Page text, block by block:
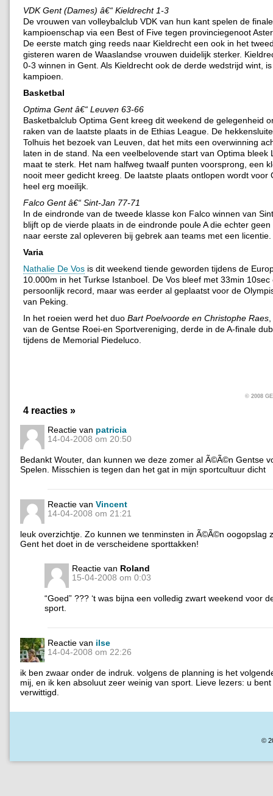
VDK Gent (Dames) â€“ Kieldrecht 1-3
De vrouwen van volleybalclub VDK van hun kant spelen de
kampioenschap via een Best of Five tegen provinciegenoot
De eerste match ging reeds naar Kieldrecht een ook in het
gisteren waren de Waaslandse vrouwen duidelijk sterker.
0-3 winnen in Gent. Als Kieldrecht ook de derde wedstrijd wint,
kampioen.
Basketbal
Optima Gent â€“ Leuven 63-66
Basketbalclub Optima Gent kreeg dit weekend de gelegenheid
raken van de laatste plaats in de Ethias League. De
Tolhuis het bezoek van Leuven, dat het mits een overwinning
laten in de stand. Na een veelbelovende start van Optima bleek
maat te sterk. Het nam halfweg twaalf punten voorsprong, een
nooit meer gedicht kreeg. De laatste plaats ontlopen wordt voor
heel erg moeilijk.
Falco Gent â€“ Sint-Jan 77-71
In de eindronde van de tweede klasse kon Falco winnen van
blijft op de vierde plaats in de eindronde poule A die echter
naar eerste zal opleveren bij gebrek aan teams met een licentie.
Varia
Nathalie De Vos is dit weekend tiende geworden tijdens de
10.000m in het Turkse Istanboel. De Vos bleef met 33min
persoonlijk record, maar was eerder al geplaatst voor de
van Peking.
In het roeien werd het duo Bart Poelvoorde en Christophe Raes
van de Gentse Roei-en Sportvereniging, derde in de A-finale
tijdens de Memorial Piedeluco.
© 2008
4 reacties »
Reactie van patricia
14-04-2008 om 20:50
Bedankt Wouter, dan kunnen we deze zomer al Ã©Ã©n Gentse
Spelen. Misschien is tegen dan het gat in mijn sportcultuur dicht
Reactie van Vincent
14-04-2008 om 21:21
leuk overzichtje. Zo kunnen we tenminsten in Ã©Ã©n oogopslag
Gent het doet in de verscheidene sporttakken!
Reactie van Roland
15-04-2008 om 0:03
“Goed” ??? ‘t was bijna een volledig zwart weekend voor
sport.
Reactie van ilse
14-04-2008 om 22:26
ik ben zwaar onder de indruk. volgens de planning is het
mij, en ik ken absoluut zeer weinig van sport. Lieve lezers: u
verwittigd.
©